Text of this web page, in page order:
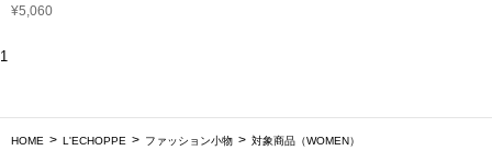
¥5,060
1
HOME L'ECHOPPE ファッション小物 対象商品（WOMEN）